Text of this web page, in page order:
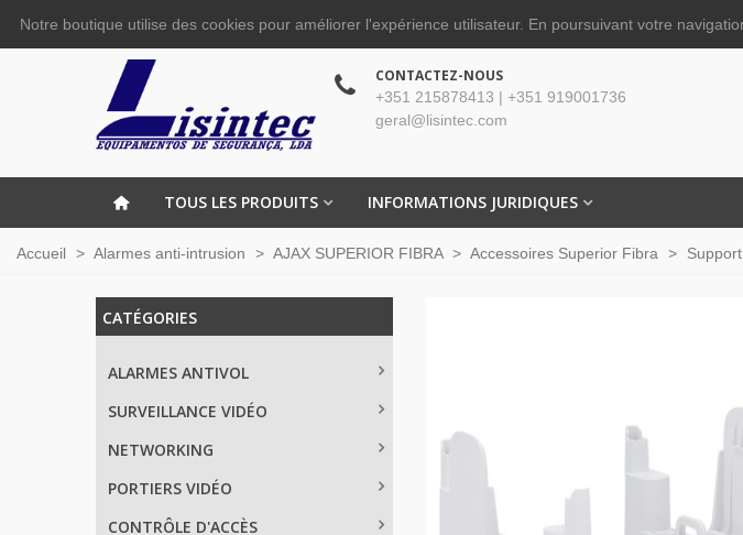
CONTACTEZ-NOUS
+351 215878413 | +351 919001736
geral@lisintec.com
TOUS LES PRODUITS INFORMATIONS JURIDIQUES
Accueil > Alarmes anti-intrusion > AJAX SUPERIOR FIBRA > Accessoires Superior Fibra >
CATÉGORIES
ALARMES ANTIVOL
SURVEILLANCE VIDÉO
NETWORKING
PORTIERS VIDÉO
CONTRÔLE D'ACCÈS
Notre boutique utilise des cookies pour améliorer l'expérience utilisateur. En poursuivant votre